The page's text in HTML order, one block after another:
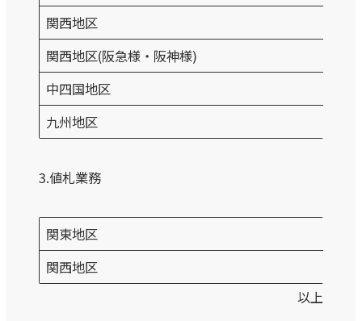
関西地区
関西地区(阪急様・阪神様)
中四国地区
九州地区
3.値札業務
関東地区
関西地区
以上